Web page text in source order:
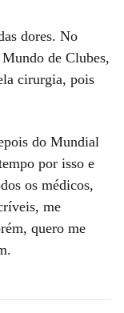
dores. No
de Clubes,
cirurgia, pois
do Mundial
por isso e
os médicos,
me
quero me